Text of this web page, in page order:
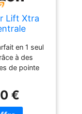
Lift Xtra
en 1 seul
à des
de pointe
sur une
sur le cintre
€